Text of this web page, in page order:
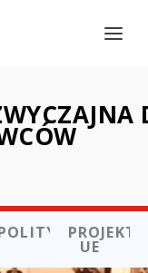
PROJEKTY
UE